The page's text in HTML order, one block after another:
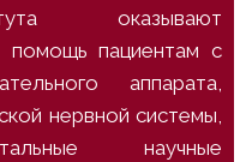
оказывают
помощь пациентам с
аппарата,
нервной системы,
научные